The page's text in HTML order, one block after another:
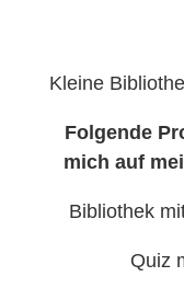
Kleine
Folgende
mich auf
Bibliothek
Quiz